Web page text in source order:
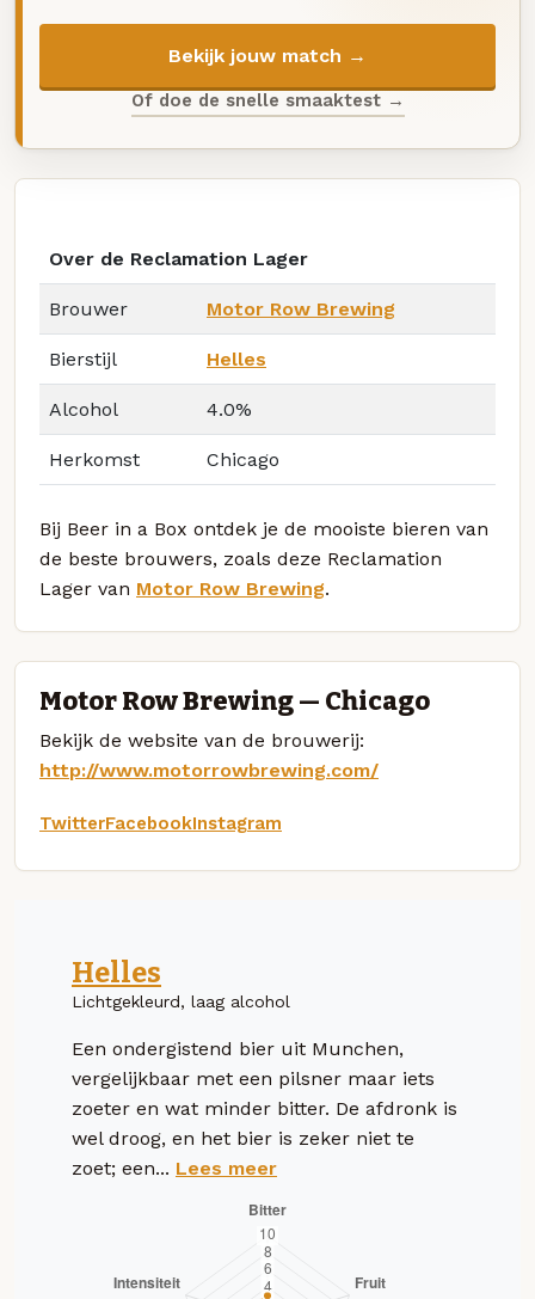
Bekijk jouw match →
Of doe de snelle smaaktest →
Over de Reclamation Lager
Brouwer Motor Row Brewing
Bierstijl Helles
Alcohol 4.0%
Herkomst Chicago
Bij Beer in a Box ontdek je de mooiste bieren van
de beste brouwers, zoals deze Reclamation
Lager van Motor Row Brewing.
Motor Row Brewing — Chicago
Bekijk de website van de brouwerij:
http://www.motorrowbrewing.com/
TwitterFacebookInstagram
Helles
Lichtgekleurd, laag alcohol
Een ondergistend bier uit Munchen,
vergelijkbaar met een pilsner maar iets
zoeter en wat minder bitter. De afdronk is
wel droog, en het bier is zeker niet te
zoet; een... Lees meer